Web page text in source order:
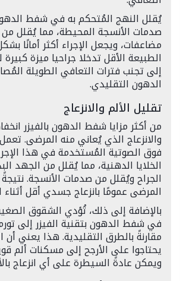
يُقلل النهج المُتحكم به في شفط
صدمات الأنسجة المحيطة، مما يُقلل
مضاعفات، ويجعل الإجراء أكثر أمانًا
الطبيعة الأقل تدخلا جراحيا ميزة
إلى تجنب فترات التعافي الطويلة
الدهون التقليدي.
تقليل الألم والانزعاج
من أكثر مزايا شفط الدهون بالفيزر
والانزعاج الذي يُعاني منه المرضى.
فوق الصوتية المُستخدمة في هذا
الخلايا الدهنية، مما يُقلل من الجهد
الجراح ويُقلل من صدمات الأنسجة.
المرضى عمومًا بانزعاج جسدي أقل أثناء
بالإضافة إلى ذلك، تُؤدي الشقوق
في شفط الدهون بتقنية الفيزر إلى
مقارنةً بالطرق التقليدية. هذا يعني
يحتاجوا على الأرجح إلى مسكنات ألم
ويمكن عادةً السيطرة على أي انزعاج